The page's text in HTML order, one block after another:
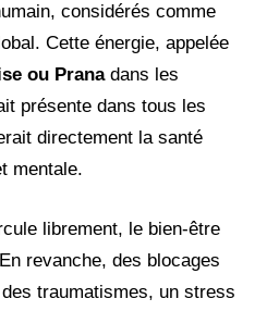
considérés comme
Cette énergie, appelée
ou Pranadans les
présente dans tous les
directement la santé
mentale.
librement, le bien-être
revanche, des blocages
traumatismes, un stress